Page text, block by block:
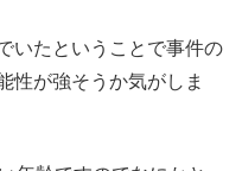
いたということで事件の
性が強そうか気がしま